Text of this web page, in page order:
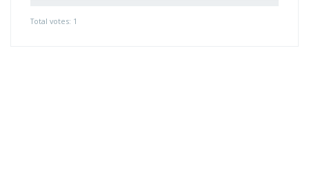
Total votes: 1